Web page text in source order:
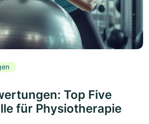
Top Five
für Physiotherapie